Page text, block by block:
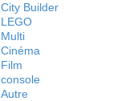
City Builder
LEGO
Multi
Cinéma
Film
console
Autre